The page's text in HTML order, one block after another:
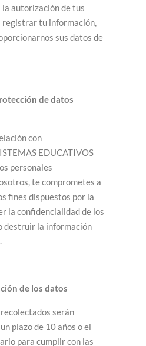
la autorización de tus
registrar tu información,
sus datos de
de datos
con
EDUCATIVOS
personales
te comprometes a
fines dispuestos por la
la confidencialidad de los
destruir la información
de los datos
serán
plazo de 10 años o el
para cumplir con las